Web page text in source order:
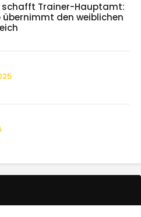
schafft Trainer-Hauptamt:
übernimmt den weiblichen